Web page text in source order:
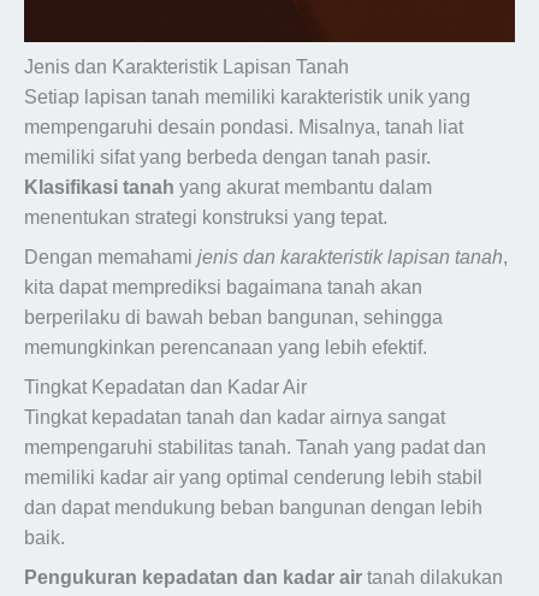
Jenis dan Karakteristik Lapisan Tanah
Setiap lapisan tanah memiliki karakteristik unik yang
mempengaruhi desain pondasi. Misalnya, tanah liat
memiliki sifat yang berbeda dengan tanah pasir.
Klasifikasi tanah yang akurat membantu dalam
menentukan strategi konstruksi yang tepat.
Dengan memahami jenis dan karakteristik lapisan tanah,
kita dapat memprediksi bagaimana tanah akan
berperilaku di bawah beban bangunan, sehingga
memungkinkan perencanaan yang lebih efektif.
Tingkat Kepadatan dan Kadar Air
Tingkat kepadatan tanah dan kadar airnya sangat
mempengaruhi stabilitas tanah. Tanah yang padat dan
memiliki kadar air yang optimal cenderung lebih stabil
dan dapat mendukung beban bangunan dengan lebih
baik.
Pengukuran kepadatan dan kadar air tanah dilakukan